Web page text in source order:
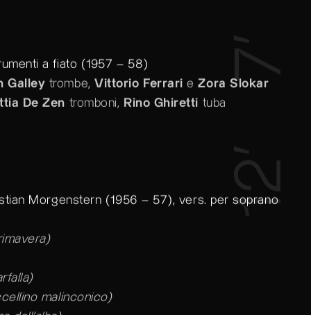
a fiato (1957 – 58)
Galley trombe,Vittorio Ferrari eZora Slokar
De Zen tromboni, Rino Ghiretti tuba
7’
Morgenstern (1956 – 57), vers. per soprano
malinconico)
12’